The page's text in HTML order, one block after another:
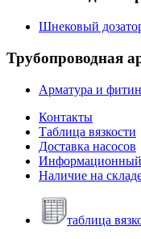
Шнековый
Трубопроводная
Арматура и
Контакты
Таблица вязкости
Доставка насосов
Наличие на
таблица